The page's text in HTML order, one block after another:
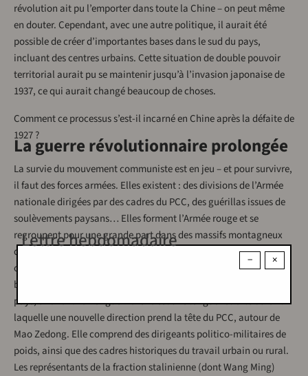
révolution ait pu l’emporter dans toute la Chine – on peut même
en douter. Cependant, avec une autre politique, il aurait été
possible de créer d’importantes bases dans le sud du pays,
incluant des centres urbains. Cette situation de double pouvoir
territorial aurait pu se maintenir jusqu’à l’invasion japonaise de
1937, ce qui aurait changé beaucoup de choses.
Comment ce processus s’est-il incarné en Chine après la défaite de
1927 ?
La guerre révolutionnaire prolongée
La survie du mouvement communiste est en jeu – et pour survivre,
il faut des forces armées. Elles existent : des divisions de l’Armée
nationale dirigées par des cadres du PCC, des guérillas issues de
soulèvements paysans… Elles forment l’Armée rouge et se
regroupent pour une grande part dans des massifs montagneux
du sud de la Chine. Malgré la défaite, elles comptent quelques
centaines de milliers de soldats. En 1935, elles doivent fuir leurs
bastions méridionaux pour se replier dans les confins nord du
pays, à Yanan. La Longue Marche est une longue retraite durant
laquelle une nouvelle direction prend la tête du PCC, autour de
Mao Zedong. Elle comprend des dirigeants politico-militaires de
poids, ainsi que des cadres historiques du travail urbain ou rural.
Les représentants de la fraction stalinienne (dont Wang Ming)
×
−
Lettre hebdomadaire